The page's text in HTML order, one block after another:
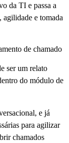
da TI e passa a
agilidade e tomada
de chamado
ser um relato
do módulo de
e já
para agilizar
chamados